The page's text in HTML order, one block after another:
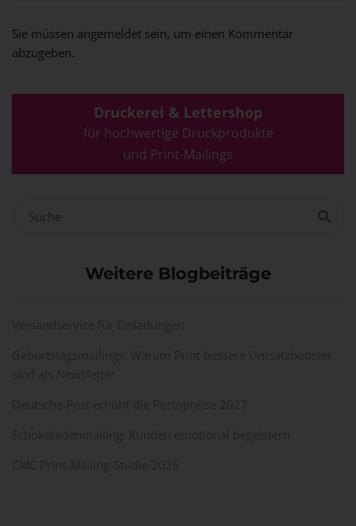
Sie müssen angemeldet sein, um einen Kommentar
abzugeben.
Druckerei & Lettershop
für hochwertige Druckprodukte
und Print-Mailings
Weitere Blogbeiträge